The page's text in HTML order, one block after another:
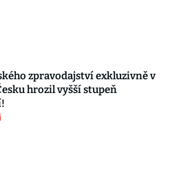
zpravodajství exkluzivně v
hrozil vyšší stupeň